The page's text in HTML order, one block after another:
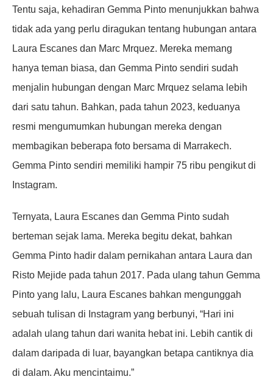
Tentu saja, kehadiran Gemma Pinto menunjukkan bahwa
tidak ada yang perlu diragukan tentang hubungan antara
Laura Escanes dan Marc Mrquez. Mereka memang
hanya teman biasa, dan Gemma Pinto sendiri sudah
menjalin hubungan dengan Marc Mrquez selama lebih
dari satu tahun. Bahkan, pada tahun 2023, keduanya
resmi mengumumkan hubungan mereka dengan
membagikan beberapa foto bersama di Marrakech.
Gemma Pinto sendiri memiliki hampir 75 ribu pengikut di
Instagram.
Ternyata, Laura Escanes dan Gemma Pinto sudah
berteman sejak lama. Mereka begitu dekat, bahkan
Gemma Pinto hadir dalam pernikahan antara Laura dan
Risto Mejide pada tahun 2017. Pada ulang tahun Gemma
Pinto yang lalu, Laura Escanes bahkan mengunggah
sebuah tulisan di Instagram yang berbunyi, “Hari ini
adalah ulang tahun dari wanita hebat ini. Lebih cantik di
dalam daripada di luar, bayangkan betapa cantiknya dia
di dalam. Aku mencintaimu.”